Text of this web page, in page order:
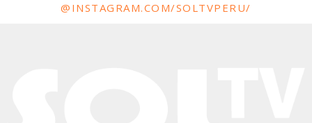
@INSTAGRAM.COM/SOLTVPERU/